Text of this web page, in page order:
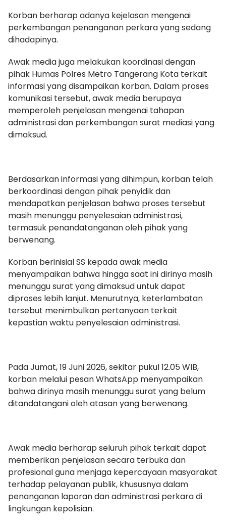
Korban berharap adanya kejelasan mengenai
perkembangan penanganan perkara yang sedang
dihadapinya.
Awak media juga melakukan koordinasi dengan
pihak Humas Polres Metro Tangerang Kota terkait
informasi yang disampaikan korban. Dalam proses
komunikasi tersebut, awak media berupaya
memperoleh penjelasan mengenai tahapan
administrasi dan perkembangan surat mediasi yang
dimaksud.
Berdasarkan informasi yang dihimpun, korban telah
berkoordinasi dengan pihak penyidik dan
mendapatkan penjelasan bahwa proses tersebut
masih menunggu penyelesaian administrasi,
termasuk penandatanganan oleh pihak yang
berwenang.
Korban berinisial SS kepada awak media
menyampaikan bahwa hingga saat ini dirinya masih
menunggu surat yang dimaksud untuk dapat
diproses lebih lanjut. Menurutnya, keterlambatan
tersebut menimbulkan pertanyaan terkait
kepastian waktu penyelesaian administrasi.
Pada Jumat, 19 Juni 2026, sekitar pukul 12.05 WIB,
korban melalui pesan WhatsApp menyampaikan
bahwa dirinya masih menunggu surat yang belum
ditandatangani oleh atasan yang berwenang.
Awak media berharap seluruh pihak terkait dapat
memberikan penjelasan secara terbuka dan
profesional guna menjaga kepercayaan masyarakat
terhadap pelayanan publik, khususnya dalam
penanganan laporan dan administrasi perkara di
lingkungan kepolisian.